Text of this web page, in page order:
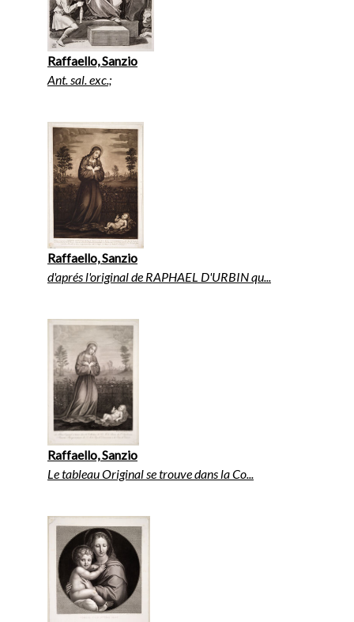
Raffaello, Sanzio
Ant. sal. exc.;
Raffaello, Sanzio
d'aprés l'original de RAPHAEL D'URBIN qu...
Raffaello, Sanzio
Le tableau Original se trouve dans la Co...